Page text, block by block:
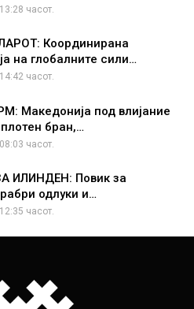
часот.
Координирана
на глобалните сили…
часот.
Македонија под влијание
бран,…
часот.
ИЛИНДЕН: Повик за
одлуки и…
часот.